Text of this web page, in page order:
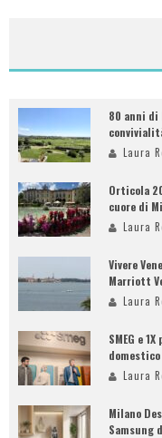
80 anni di
Laura
Orticola
cuore di
Laura
Vivere
Marriott
Laura
SMEG e
Laura
Milano
Samsung